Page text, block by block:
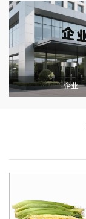
企业